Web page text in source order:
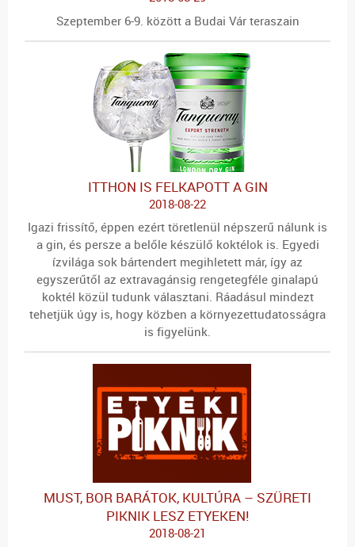
Szeptember 6-9. között a Budai Vár teraszain
ITTHON IS FELKAPOTT A GIN
2018-08-22
Igazi frissítő, éppen ezért töretlenül népszerű nálunk is
a gin, és persze a belőle készülő koktélok is. Egyedi
ízvilága sok bártendert megihletett már, így az
egyszerűtől az extravagánsig rengetegféle ginalapú
koktél közül tudunk választani. Ráadásul mindezt
tehetjük úgy is, hogy közben a környezettudatosságra
is figyelünk.
MUST, BOR BARÁTOK, KULTÚRA – SZÜRETI
PIKNIK LESZ ETYEKEN!
2018-08-21